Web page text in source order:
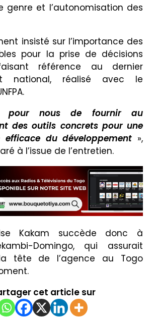
genre et l’autonomisation des
insisté sur l’importance des
pour la prise de décisions
référence au dernier
national, réalisé avec le
pour nous de fournir au
des outils concrets pour une
du développement »,
à l’issue de l’entretien.
Kakam succède donc à
Domingo, qui assurait
tête de l’agence au Togo
cet article sur